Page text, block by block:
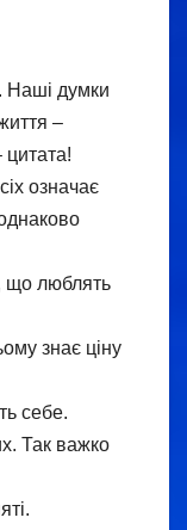
Наші думки
–
цитата!
означає
що люблять
знає ціну
себе.
Так важко